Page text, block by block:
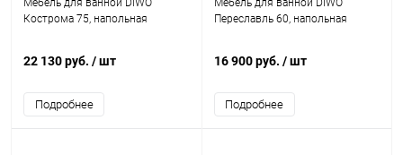
Мебель для ванной DIWO
Кострома 75, напольная
22 130 руб. / шт
Подробнее
Мебель для ванной DIWO
Переславль 60, напольная
16 900 руб. / шт
Подробнее